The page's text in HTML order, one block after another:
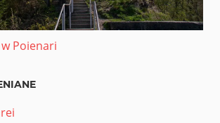
Poienari